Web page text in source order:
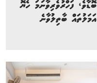
ބޮޑާވެ، ފަހްރުވެރިވާނަމަ ހެޔޮ
އަމަލުތައް ބާތިލުވާނެ